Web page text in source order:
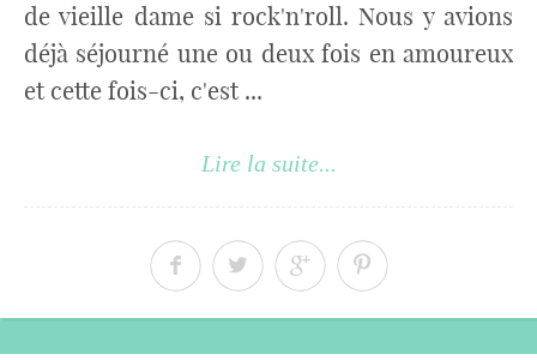
de vieille dame si rock'n'roll. Nous y avions
déjà séjourné une ou deux fois en amoureux
et cette fois-ci, c'est ...
Lire la suite...